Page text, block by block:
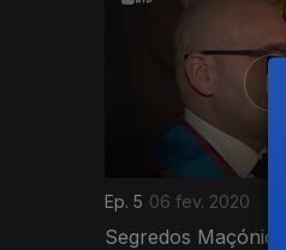
Ep. 5 06 fev. 2020
Segredos Maçónicos